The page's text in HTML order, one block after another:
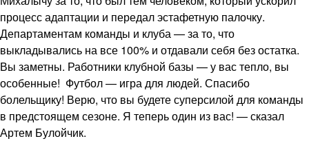
процесс адаптации и передал эстафетную палочку.
Департаментам команды и клуба — за то, что
выкладывались на все 100% и отдавали себя без остатка.
Вы заметны. Работники клубной базы — у вас тепло, вы
особенные! Футбол — игра для людей. Спасибо
болельщику! Верю, что вы будете суперсилой для команды
в предстоящем сезоне. Я теперь один из вас! — сказал
Артем Булойчик.